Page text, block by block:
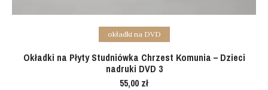
Add to cart
okładki na DVD
Okładki na Płyty Studniówka Chrzest Komunia – Dzieci
nadruki DVD 3
55,00 zł